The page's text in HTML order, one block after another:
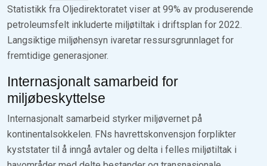
Statistikk fra Oljedirektoratet viser at 99% av produserende
petroleumsfelt inkluderte miljøtiltak i driftsplan for 2022.
Langsiktige miljøhensyn ivaretar ressursgrunnlaget for
fremtidige generasjoner.
Internasjonalt samarbeid for
miljøbeskyttelse
Internasjonalt samarbeid styrker miljøvernet på
kontinentalsokkelen. FNs havrettskonvensjon forplikter
kyststater til å inngå avtaler og delta i felles miljøtiltak i